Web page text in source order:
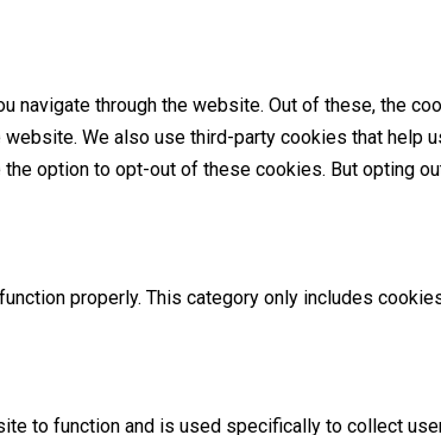
through the website. Out of these, the
We also use third-party cookies that help
option to opt-out of these cookies. But opting
properly. This category only includes
to function and is used specifically to collect